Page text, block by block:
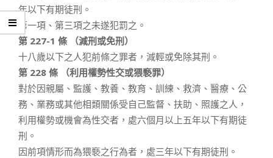
年以下有期徒刑。
第一項、第三項之未遂犯罰之。
第 227-1 條 （減刑或免刑）
十八歲以下之人犯前條之罪者，減輕或免除其刑。
第 228 條 （利用權勢性交或猥褻罪）
對於因親屬、監護、教養、教育、訓練、救濟、醫療、公
務、業務或其他相類關係受自己監督、扶助、照護之人，
利用權勢或機會為性交者，處六個月以上五年以下有期徒
刑。
因前項情形而為猥褻之行為者，處三年以下有期徒刑。